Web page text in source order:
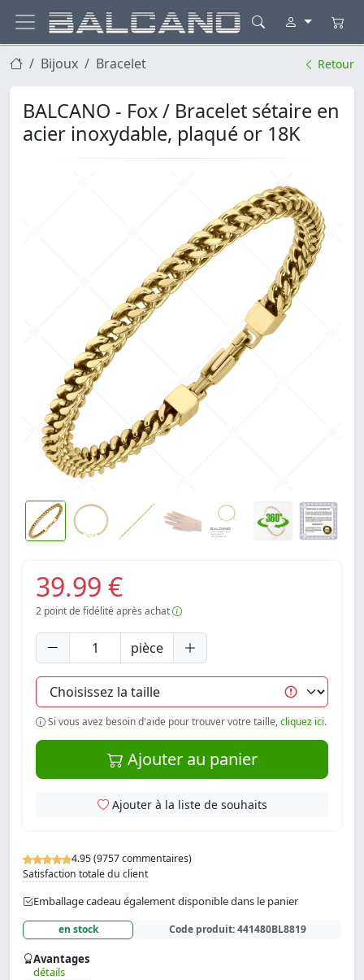
Bijoux Bracelet Retour
BALCANO - Fox / Bracelet sétaire en
acier inoxydable, plaqué or 18K
4.95 (9757 commentaires)
Satisfaction totale du client
Emballage cadeau également disponible dans le panier
en stock Code produit:441480BL8819
Avantages
détails
39.99 €
2 point de fidélité après achat
pièce
Si vous avez besoin d'aide pour trouver votre taille,cliquez ici.
Ajouter au panier
Ajouter à la liste de souhaits